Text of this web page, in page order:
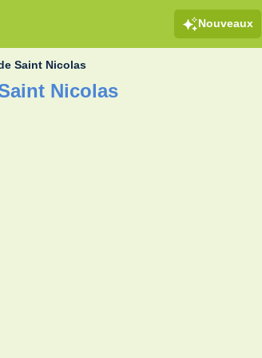
Nouveaux
Saint Nicolas
Nicolas